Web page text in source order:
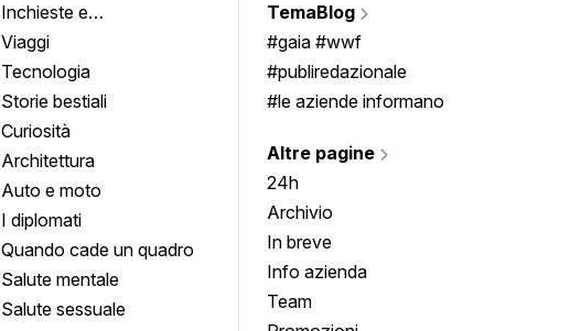
Inchieste e
approfondimenti
Viaggi
Tecnologia
Storie bestiali
Curiosità
Architettura
Auto e moto
I diplomati
Quando cade un quadro
Salute mentale
Salute sessuale
TemaBlog
#gaia #wwf
#publiredazionale
#le aziende informano
Altre pagine
24h
Archivio
In breve
Info azienda
Team